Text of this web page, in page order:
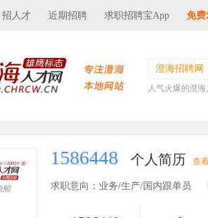
招人才 近期招聘 求职招聘宝App 免费
澄海招聘网
人气火爆的澄
1586448 个人简历 查
求职意向：业务/生产/国内跟单员